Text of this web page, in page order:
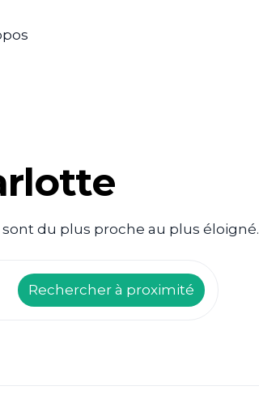
du plus proche au plus éloigné.
Rechercher à proximité